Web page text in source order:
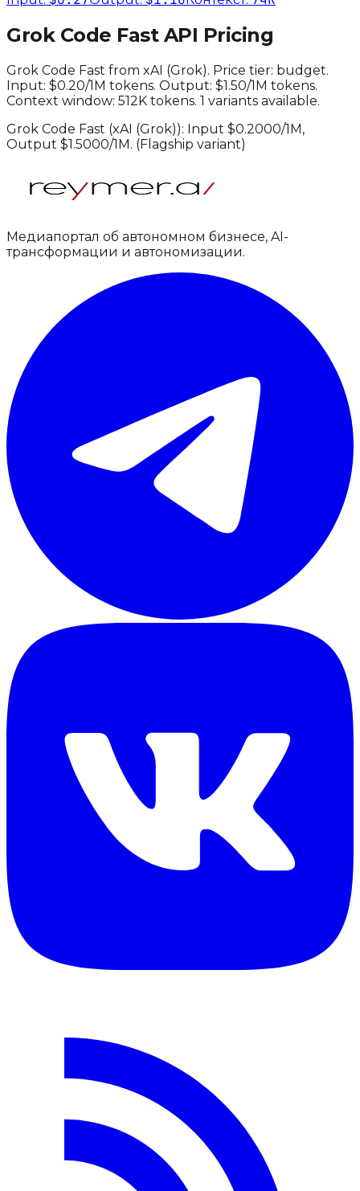
Grok Code FastAPI Pricing
Grok Code Fast from xAI (Grok). Price tier: budget.
Input: $0.20/1M tokens. Output: $1.50/1M tokens.
Context window: 512K tokens. 1 variants available.
Grok Code Fast (xAI (Grok)): Input $0.2000/1M,
Output $1.5000/1M. (Flagship variant)
Медиапортал об автономном бизнесе, AI-
трансформации и автономизации.